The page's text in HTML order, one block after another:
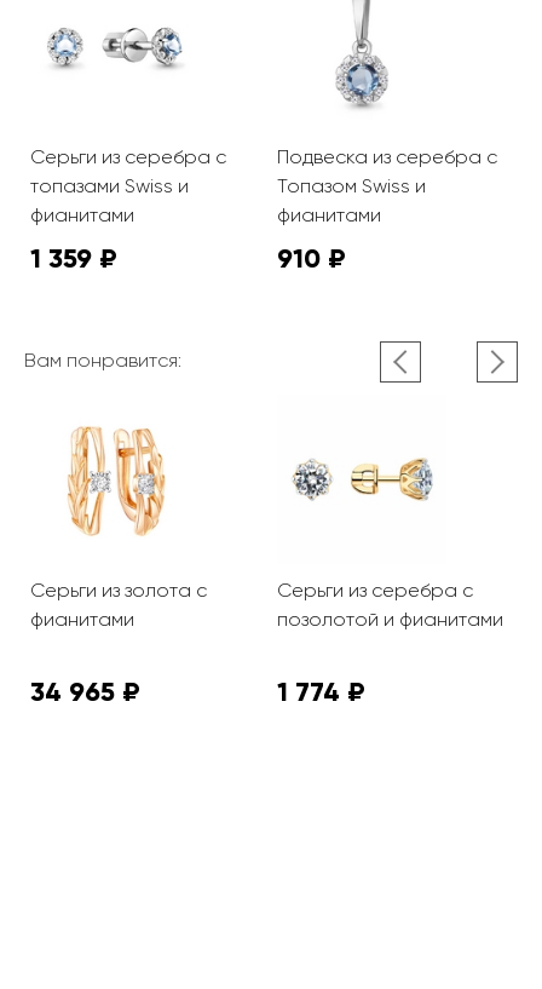
Серьги из серебра с
топазами Swiss и
фианитами
1 359 ₽
Подвеска из серебра с
Топазом Swiss и
фианитами
910 ₽
Вам понравится:
Серьги из золота с
фианитами
34 965 ₽
Серьги из серебра с
позолотой и фианитами
1 774 ₽